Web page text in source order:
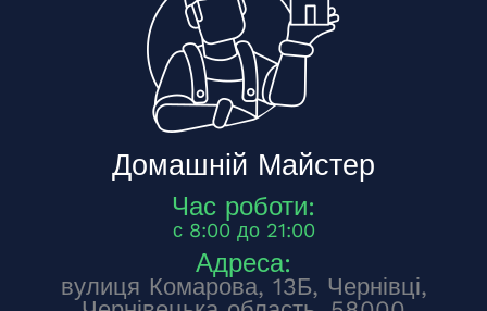
Домашній Майстер
Час роботи:
с 8:00 до 21:00
Адреса:
вулиця Комарова, 13Б, Чернівці,